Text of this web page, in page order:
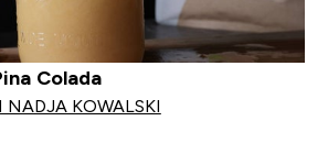
Colada
NADJA KOWALSKI